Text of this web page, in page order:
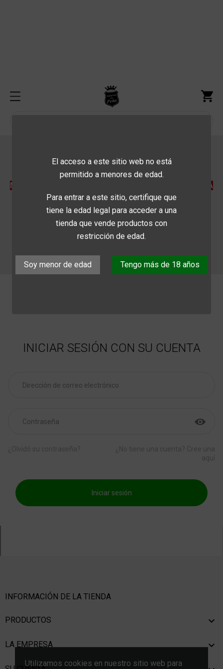
Utilizamos cookies en nuestro sitio web para
El acceso a este sitio web no está
permitido a menores de edad.
Para entrar a este sitio, certifique que
tiene la edad legal para acceder a una
tienda que vende productos con
restricción de edad.
Soy menor de edad Tengo más de 18 años
Lunes a Domingo de 13:00 h. a 16:00 h.
NO SE SIRVEN PEDIDOS A DOMICILIO, SOLO RECOGIDA
EN LOCAL
PEDIDOS EXCLUSIVAMENTE POR TELÉFONO: 982 100
599
TRABAJA CON NOSOTROS
INICIAR SESIÓN CON SU CUENTA
Iniciar sesión
INFORMACIÓN DE LA TIENDA
PRODUCTOS 
LA EMPRESA 